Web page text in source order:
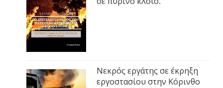
Νεκρός εργάτης σε έκρηξη
εργοστασίου στην Κόρινθο